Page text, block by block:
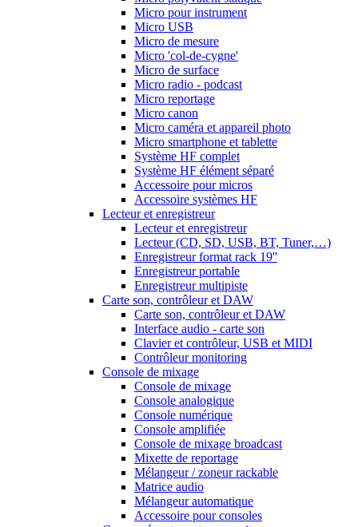
Micro pour instrument
Micro USB
Micro de mesure
Micro 'col-de-cygne'
Micro de surface
Micro radio - podcast
Micro reportage
Micro canon
Micro caméra et appareil photo
Micro smartphone et tablette
Système HF complet
Système HF élément séparé
Accessoire pour micros
Accessoire systèmes HF
Lecteur et enregistreur
Lecteur et enregistreur
Lecteur (CD, SD, USB, BT, Tuner,…)
Enregistreur format rack 19''
Enregistreur portable
Enregistreur multipiste
Carte son, contrôleur et DAW
Carte son, contrôleur et DAW
Interface audio - carte son
Clavier et contrôleur, USB et MIDI
Contrôleur monitoring
Console de mixage
Console de mixage
Console analogique
Console numérique
Console amplifiée
Console de mixage broadcast
Mixette de reportage
Mélangeur / zoneur rackable
Matrice audio
Mélangeur automatique
Accessoire pour consoles